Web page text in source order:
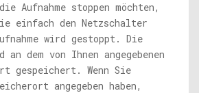
Aufnahme stoppen möchten,
einfach den Netzschalter
wird gestoppt. Die
dem von Ihnen angegebenen
gespeichert. Wenn Sie
angegeben haben,